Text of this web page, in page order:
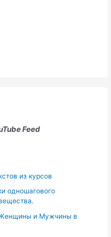
Feed
из курсов
одношагового
Женщины и Мужчины в